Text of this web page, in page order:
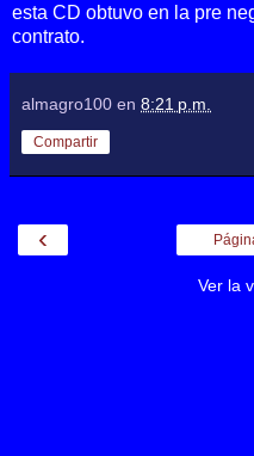
esta CD obtuvo en la pre
contrato.
almagro100 en 8:21 p.m.
Compartir
‹
Ver la